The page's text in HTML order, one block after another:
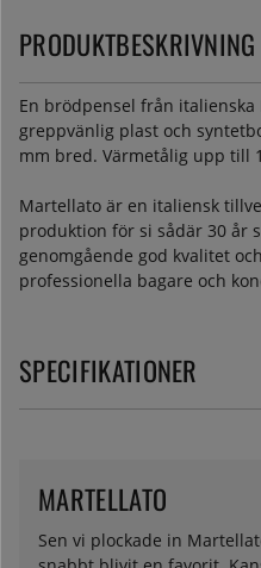
PRODUKTBESKRIVNING
En brödpensel från
greppvänlig plast och
mm bred. Värmetålig upp till
Martellato är en italiensk
produktion för si sådär 30 år
genomgående god kvalitet
professionella bagare och
SPECIFIKATIONER
Sen vi plockade in
MARTELLATO